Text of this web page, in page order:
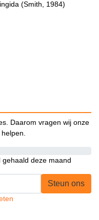
(Smith, 1984)
Daarom vragen wij onze
deze maand
Steun ons